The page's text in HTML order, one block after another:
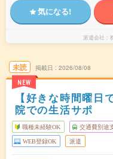
気になる!
派遣会社
未読
NEW
掲載日 2026/08/08
【好きな時間曜日
院での生活サポ
職種未経験OK 交通費別途
WEB登録OK 派遣